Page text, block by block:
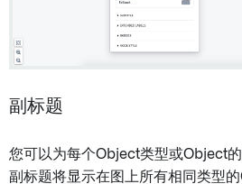
副标题
您可以为每个Object类型或Object的
副标题将显示在图上所有相同类型的